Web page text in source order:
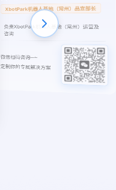
中以常州创新园创新发展局 项目经理
负责SHENG国际创新中心运营及咨询
微信扫码咨询
定制你的专属解决方案